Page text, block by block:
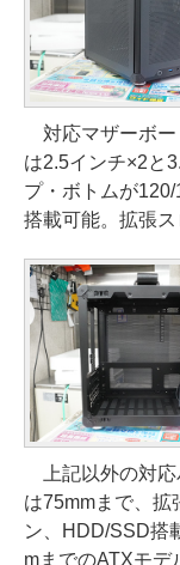
対応マザーボー
は2.5インチ×2と
プ・ボトムが
搭載可能。拡張ス
上記以外の対応
は75mmまで、拡
ン、HDD/SSD搭
mまでのATXモデ